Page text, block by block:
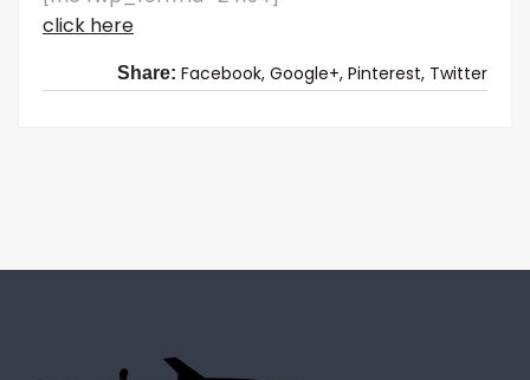
click here
Share: Facebook, Google+, Pinterest, Twitter